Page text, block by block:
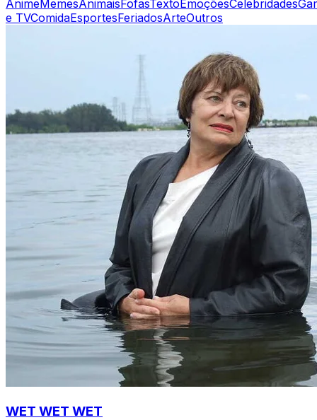
AnimeMemesAnimaisFofasTextoEmoçõesCelebridades
e TVComidaEsportesFeriadosArteOutros
WET WET WET